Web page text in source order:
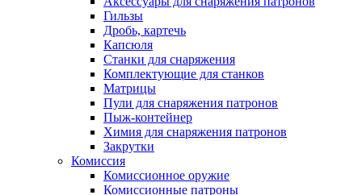
Гильзы
Дробь, картечь
Капсюля
Станки для снаряжения
Комплектующие для станков
Матрицы
Пули для снаряжения патронов
Пыж-контейнер
Химия для снаряжения патронов
Закрутки
Комиссия
Комиссионное оружие
Комиссионные патроны